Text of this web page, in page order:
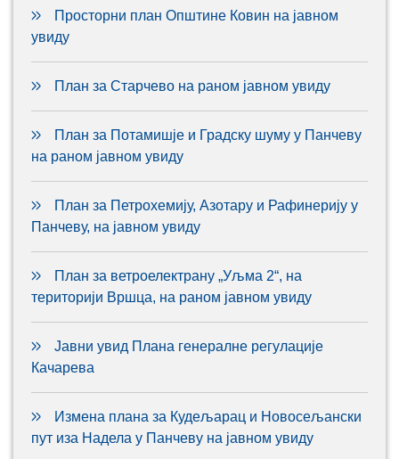
Просторни план Општине Ковин на јавном
увиду
План за Старчево на раном јавном увиду
План за Потамишје и Градску шуму у Панчеву
на раном јавном увиду
План за Петрохемију, Азотару и Рафинерију у
Панчеву, на јавном увиду
План за ветроелектрану „Уљма 2“, на
територији Вршца, на раном јавном увиду
Јавни увид Плана генералне регулације
Качарева
Измена плана за Кудељарац и Новосељански
пут иза Надела у Панчеву на јавном увиду